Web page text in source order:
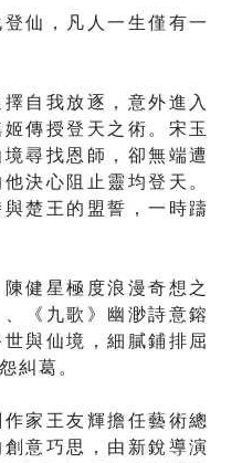
仙，凡人一生僅有一
自我放逐，意外進入
傳授登天之術。宋玉
尋找恩師，卻無端遭
決心阻止靈均登天。
楚王的盟誓，一時躊
健星極度浪漫奇想之
《九歌》幽渺詩意鎔
與仙境，細膩鋪排屈
糾葛。
家王友輝擔任藝術總
意巧思，由新銳導演